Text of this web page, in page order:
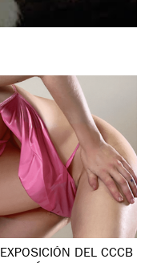
DEL CCCB